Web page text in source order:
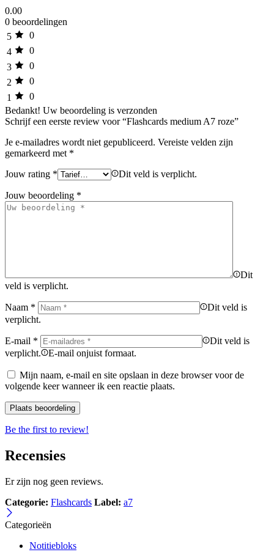
0.00
0 beoordelingen
5
0
4
0
3
0
2
0
1
0
Bedankt! Uw beoordeling is verzonden
Schrijf een eerste review voor “Flashcards medium A7 roze”
Je e-mailadres wordt niet gepubliceerd. Vereiste velden zijn
gemarkeerd met *
Jouw rating * Dit veld is verplicht.
Jouw beoordeling *
Dit
veld is verplicht.
Naam *
Dit veld is
verplicht.
E-mail *
Dit veld is
verplicht.
E-mail onjuist formaat.
Mijn naam, e-mail en site opslaan in deze browser voor de
volgende keer wanneer ik een reactie plaats.
Be the first to review!
Recensies
Er zijn nog geen reviews.
Categorie: Flashcards Label: a7
Categorieën
Notitiebloks